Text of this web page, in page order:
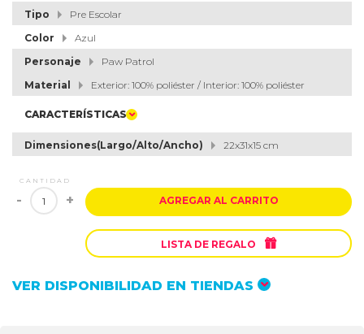
Tipo
Pre Escolar
Color
Azul
Personaje
Paw Patrol
Material
Exterior: 100% poliéster / Interior: 100% poliéster
CARACTERÍSTICAS
Dimensiones(Largo/Alto/Ancho) 22x31x15 cm
CANTIDAD
- + AGREGAR AL CARRITO
LISTA DE REGALO 
VER DISPONIBILIDAD EN TIENDAS